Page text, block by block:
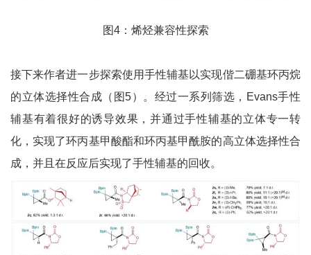
图4：烯烃兼容性探索
接下来作者进一步探索使用手性辅基以实现偕二硼基环丙烷
的立体选择性合成（图5）。经过一系列筛选，Evans手性
辅基有着很好的诱导效果，并通过手性辅基的立体专一转
化，实现了环丙基甲酸酯和环丙基甲酰胺的高立体选择性合
成，并且在反应后实现了手性辅基的回收。